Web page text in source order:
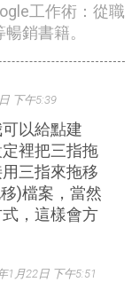
工作術：從職
銷書籍。
下午5:39
以給點建
裡把三指拖
三指來拖移
)檔案，當然
，這樣會方
1月22日 下午5:51